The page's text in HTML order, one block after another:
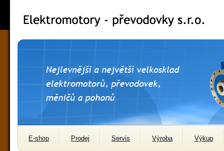
E-shop Prodej Servis Výroba Výkup